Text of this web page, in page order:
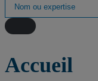
Accueil